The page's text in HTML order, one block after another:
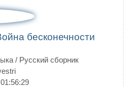
бесконечности
/ Русский сборник
01:56:29